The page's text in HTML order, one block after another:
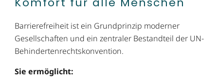
Barrierefreiheit ist ein Grundprinzip moderner
Gesellschaften und ein zentraler Bestandteil der UN-
Behindertenrechtskonvention.
Sie ermöglicht: